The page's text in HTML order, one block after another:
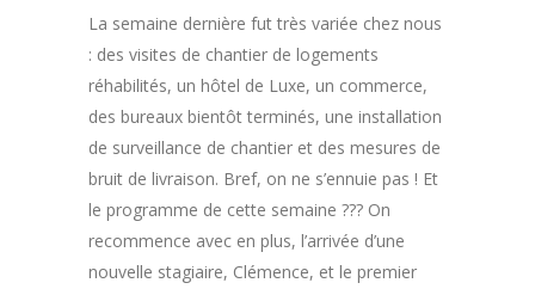
La semaine dernière fut très variée chez nous
: des visites de chantier de logements
réhabilités, un hôtel de Luxe, un commerce,
des bureaux bientôt terminés, une installation
de surveillance de chantier et des mesures de
bruit de livraison. Bref, on ne s’ennuie pas ! Et
le programme de cette semaine ??? On
recommence avec en plus, l’arrivée d’une
nouvelle stagiaire, Clémence, et le premier